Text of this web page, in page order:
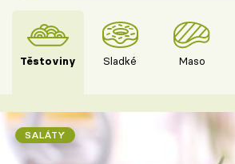
Těstoviny Sladké Maso
SALÁTY